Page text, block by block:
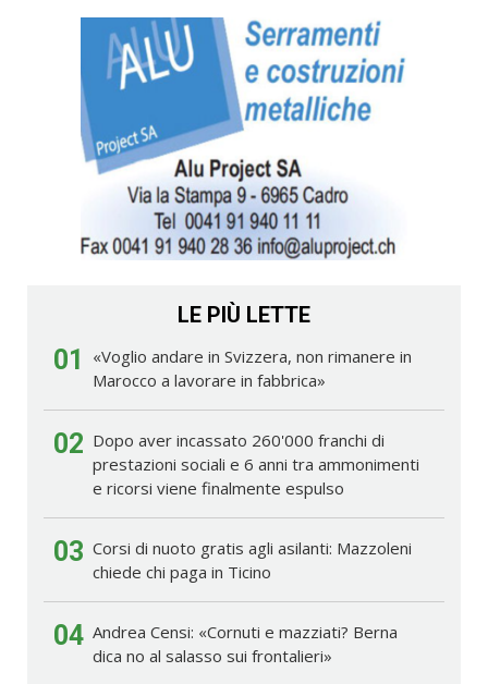
LE PIÙ LETTE
01
«Voglio andare in Svizzera, non rimanere in
Marocco a lavorare in fabbrica»
02 Dopo aver incassato 260'000 franchi di
prestazioni sociali e 6 anni tra ammonimenti
e ricorsi viene finalmente espulso
03 Corsi di nuoto gratis agli asilanti: Mazzoleni
chiede chi paga in Ticino
04 Andrea Censi: «Cornuti e mazziati? Berna
dica no al salasso sui frontalieri»